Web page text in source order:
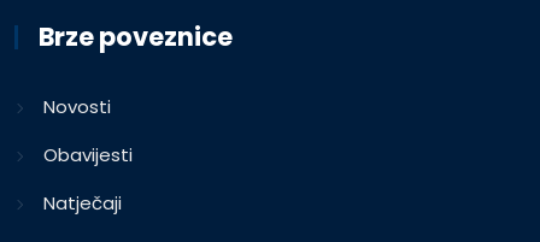
Brze poveznice
Novosti
Obavijesti
Natječaji